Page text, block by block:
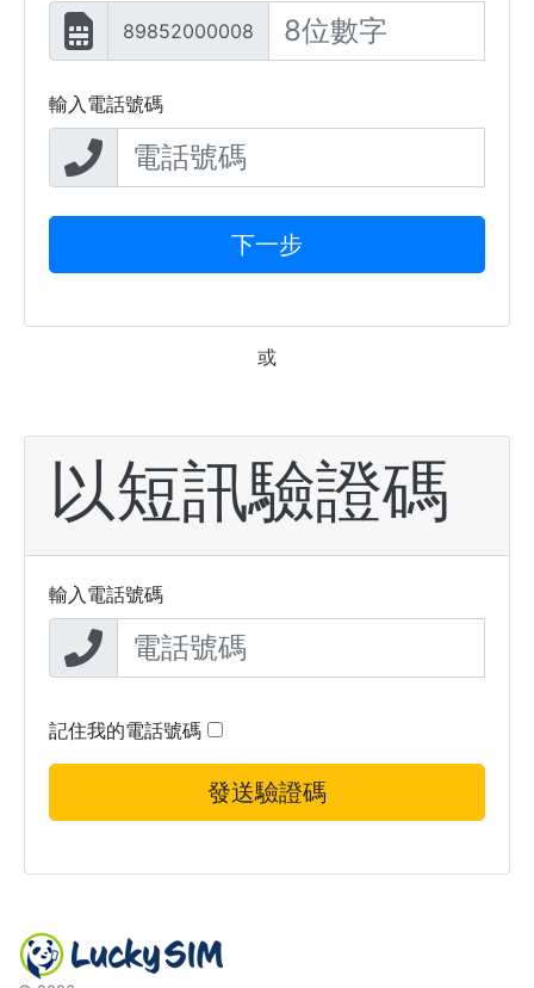
89852000008
輸入電話號碼
下一步
或
以短訊驗證碼
輸入電話號碼
記住我的電話號碼
發送驗證碼